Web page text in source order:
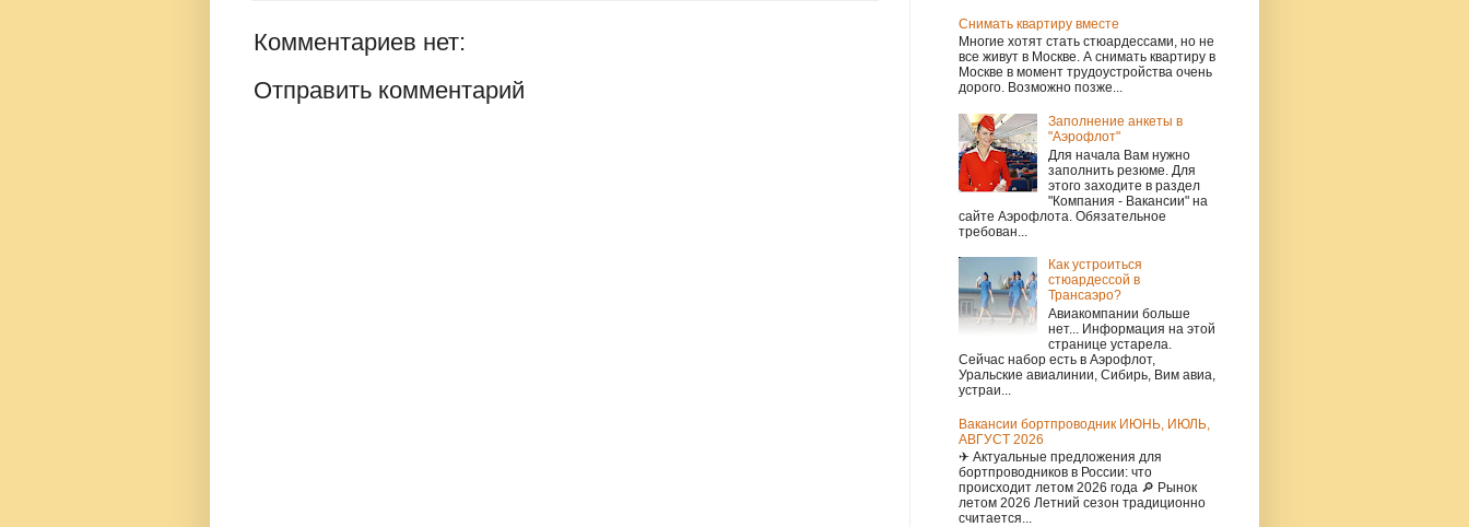
Комментариев нет:
Отправить комментарий
Снимать квартиру вместе
Многие хотят стать стюардессами, но не
все живут в Москве. А снимать квартиру в
Москве в момент трудоустройства очень
дорого. Возможно позже...
Заполнение анкеты в
"Аэрофлот"
Для начала Вам нужно
заполнить резюме. Для
этого заходите в раздел
"Компания - Вакансии" на
сайте Аэрофлота. Обязательное
требован...
Как устроиться
стюардессой в
Трансаэро?
Авиакомпании больше
нет... Информация на этой
странице устарела.
Сейчас набор есть в Аэрофлот,
Уральские авиалинии, Сибирь, Вим авиа,
устраи...
Вакансии бортпроводник ИЮНЬ, ИЮЛЬ,
АВГУСТ 2026
✈ Актуальные предложения для
бортпроводников в России: что
происходит летом 2026 года 🔎 Рынок
летом 2026 Летний сезон традиционно
считается...